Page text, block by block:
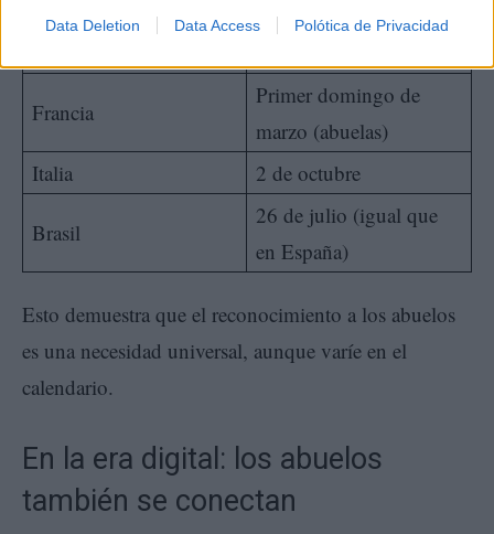
Data Deletion Data Access Polótica de Privacidad
Estados Unidos
Primer domingo de
Francia
Primer domingo de
marzo (abuelas)
Italia
2 de octubre
Brasil
26 de julio (igual que
en España)
Esto demuestra que el reconocimiento a los abuelos
es una necesidad universal, aunque varíe en el
calendario.
En la era digital: los abuelos
también se conectan